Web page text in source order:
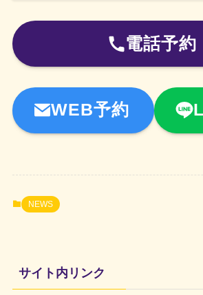
電話予約
WEB予約
NEWS
サイト内リンク